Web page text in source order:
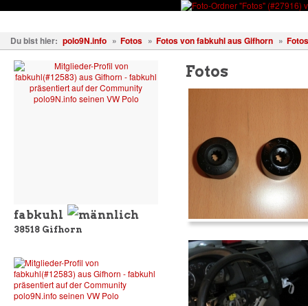
Du bist hier: polo9N.info » Fotos » Fotos von fabkuhl aus Gifhorn » Fotos
fabkuhl
38518 Gifhorn
Fotos